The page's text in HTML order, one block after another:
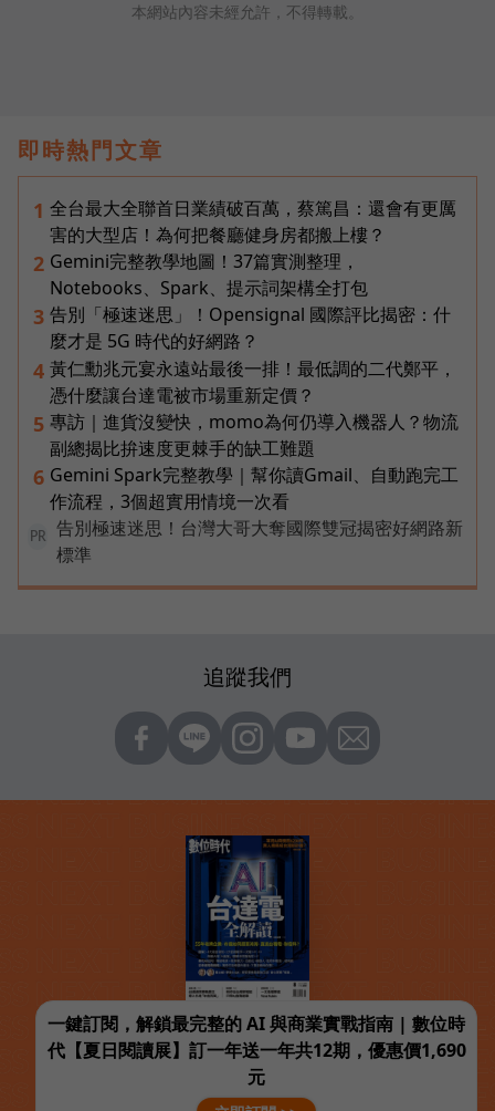
本網站內容未經允許，不得轉載。
即時熱門文章
1 全台最大全聯首日業績破百萬，蔡篤昌：還會有更厲
害的大型店！為何把餐廳健身房都搬上樓？
2 Gemini完整教學地圖！37篇實測整理，
Notebooks、Spark、提示詞架構全打包
3 告別「極速迷思」！Opensignal 國際評比揭密：什
麼才是 5G 時代的好網路？
4 黃仁勳兆元宴永遠站最後一排！最低調的二代鄭平，
憑什麼讓台達電被市場重新定價？
5 專訪｜進貨沒變快，momo為何仍導入機器人？物流
副總揭比拚速度更棘手的缺工難題
6 Gemini Spark完整教學｜幫你讀Gmail、自動跑完工
作流程，3個超實用情境一次看
PR
告別極速迷思！台灣大哥大奪國際雙冠揭密好網路新
標準
追蹤我們
一鍵訂閱，解鎖最完整的 AI 與商業實戰指南 | 數位時
代【夏日閱讀展】訂一年送一年共12期，優惠價1,690
元